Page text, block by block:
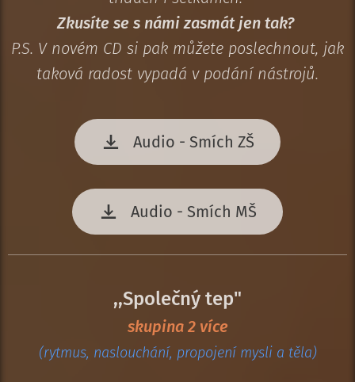
Zkusíte se s námi zasmát jen tak?
P.S. V novém CD si pak můžete poslechnout, jak
taková radost vypadá v podání nástrojů.
Audio - Smích ZŠ
Audio - Smích MŠ
,,Společný tep"
skupina 2 více
(rytmus, naslouchání, propojení mysli a těla)